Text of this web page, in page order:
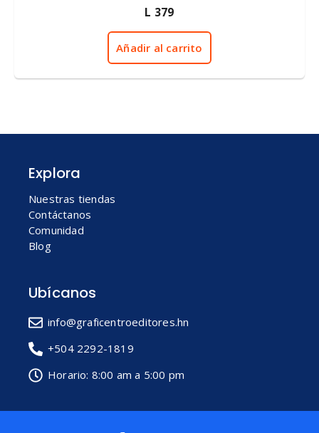
e
L 379
Añadir al carrito
Explora
Nuestras tiendas
Contáctanos
Comunidad
Blog
Ubícanos
info@graficentroeditores.hn
+504 2292-1819
Horario: 8:00 am a 5:00 pm